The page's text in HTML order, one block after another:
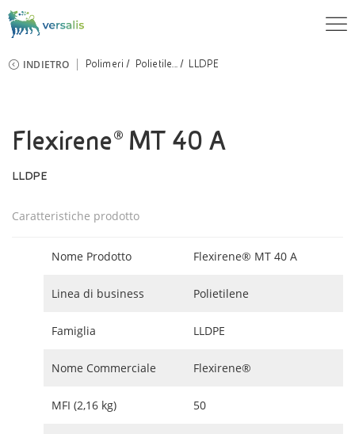
INDIETRO Polimeri Polietile... LLDPE
Flexirene® MT 40 A
LLDPE
Caratteristiche prodotto
Nome Prodotto Flexirene® MT 40 A
Linea di business Polietilene
Famiglia LLDPE
Nome Commerciale Flexirene®
MFI (2,16 kg) 50